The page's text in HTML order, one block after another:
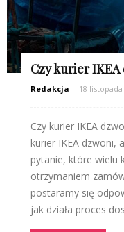
Czy kurier
Redakcja - 18 listopada
Czy kurier IKEA
kurier IKEA dzwoni,
pytanie, które wielu
otrzymaniem
postaramy się
jak działa proces